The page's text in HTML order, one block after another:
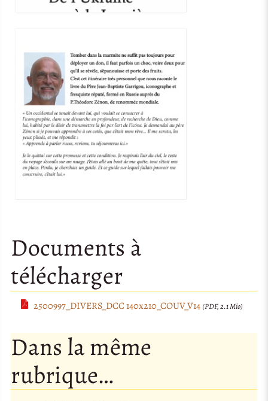
Documents à
télécharger
2500997_DIVERS_DCC 140x210_COUV_V14 (PDF, 2.1 Mio)
Dans la même
rubrique…